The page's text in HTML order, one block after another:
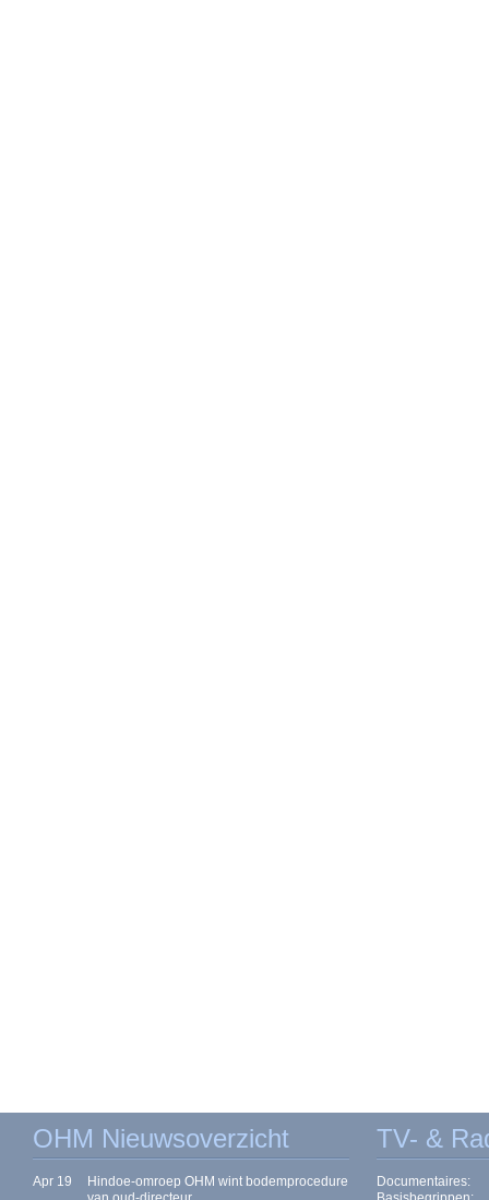
OHM Nieuwsoverzicht
Apr 19
Hindoe-omroep OHM wint bodemprocedure
TV- &
Documentaires: